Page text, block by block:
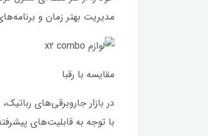
مدیریت بهتر زمان و
مقایسه با رقبا